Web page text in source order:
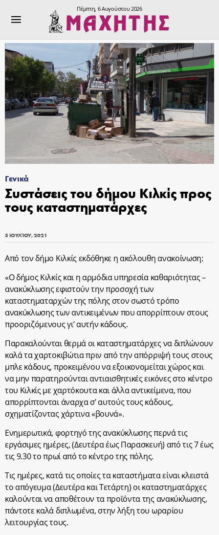
Πέμπτη, 6 Αυγούστου 2026
Γενικά
Συστάσεις του δήμου Κιλκίς προς
τους καταστηματάρχες
5 ΙΟΥΛΊΟΥ, 2021
Από τον δήμο Κιλκίς εκδόθηκε η ακόλουθη ανακοίνωση:
«Ο δήμος Κιλκίς και η αρμόδια υπηρεσία καθαριότητας –
ανακύκλωσης εφιστούν την προσοχή των
καταστηματαρχών της πόλης στον σωστό τρόπο
ανακύκλωσης των αντικειμένων που απορρίπτουν στους
προοριζόμενους γι’ αυτήν κάδους.
Παρακαλούνται θερμά οι καταστηματάρχες να διπλώνουν
καλά τα χαρτοκιβώτια πριν από την απόρριψή τους στους
μπλε κάδους, προκειμένου να εξοικονομείται χώρος και
να μην παρατηρούνται αντιαισθητικές εικόνες στο κέντρο
του Κιλκίς με χαρτόκουτα και άλλα αντικείμενα, που
απορρίπτονται άναρχα σ’ αυτούς τους κάδους,
σχηματίζοντας χάρτινα «βουνά».
Ενημερωτικά, φορτηγό της ανακύκλωσης περνά τις
εργάσιμες ημέρες, (Δευτέρα έως Παρασκευή) από τις 7 έως
τις 9.30 το πρωί από το κέντρο της πόλης.
Τις ημέρες, κατά τις οποίες τα καταστήματα είναι κλειστά
το απόγευμα (Δευτέρα και Τετάρτη) οι καταστηματάρχες
καλούνται να αποθέτουν τα προϊόντα της ανακύκλωσης,
πάντοτε καλά διπλωμένα, στην λήξη του ωραρίου
λειτουργίας τους.